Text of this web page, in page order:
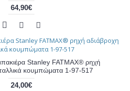
64,90€
Stanley FATMAX® ρηχή
κουμπώματα 1-97-517
24,00€